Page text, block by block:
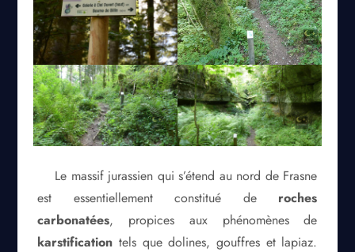
Le massif jurassien qui s’étend au nord de Frasne
est essentiellement constitué de roches
carbonatées, propices aux phénomènes de
karstification tels que dolines, gouffres et lapiaz.